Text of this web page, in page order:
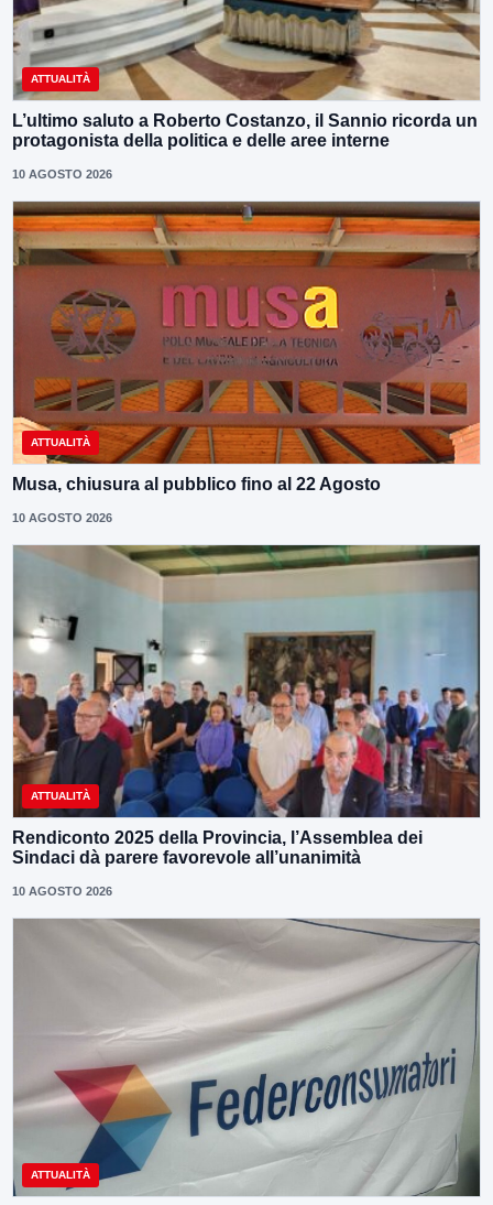
ATTUALITÀ
L’ultimo saluto a Roberto Costanzo, il Sannio ricorda un
protagonista della politica e delle aree interne
10 AGOSTO 2026
ATTUALITÀ
Musa, chiusura al pubblico fino al 22 Agosto
10 AGOSTO 2026
ATTUALITÀ
Rendiconto 2025 della Provincia, l’Assemblea dei
Sindaci dà parere favorevole all’unanimità
10 AGOSTO 2026
ATTUALITÀ